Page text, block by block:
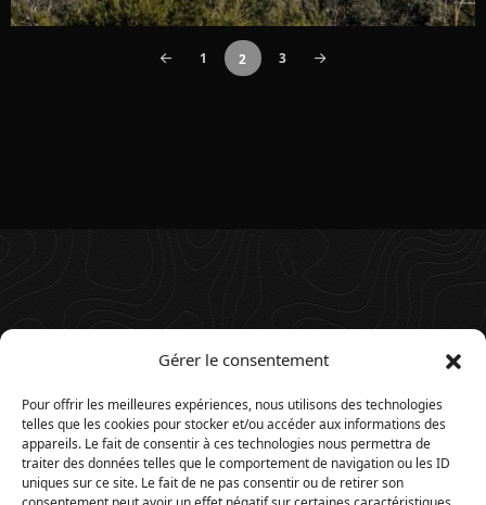
Gérer le consentement
Pour offrir les meilleures expériences, nous utilisons des technologies
telles que les cookies pour stocker et/ou accéder aux informations des
appareils. Le fait de consentir à ces technologies nous permettra de
traiter des données telles que le comportement de navigation ou les ID
uniques sur ce site. Le fait de ne pas consentir ou de retirer son
1 2 3